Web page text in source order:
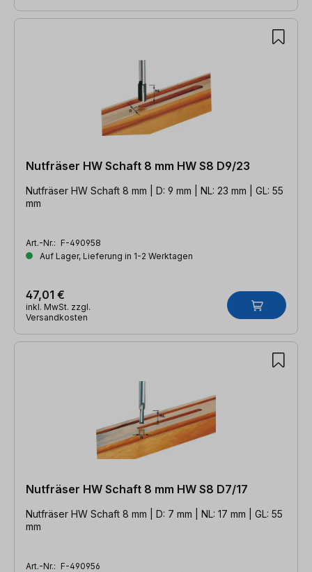
Nutfräser HW Schaft 8 mm HW S8 D9/23
Nutfräser HW Schaft 8 mm | D: 9 mm | NL: 23 mm | GL: 55
mm
Art.-Nr.: F-490958
Auf Lager, Lieferung in 1-2 Werktagen
47,01 €
inkl. MwSt. zzgl.
Versandkosten
Nutfräser HW Schaft 8 mm HW S8 D7/17
Nutfräser HW Schaft 8 mm | D: 7 mm | NL: 17 mm | GL: 55
mm
Art.-Nr.: F-490956